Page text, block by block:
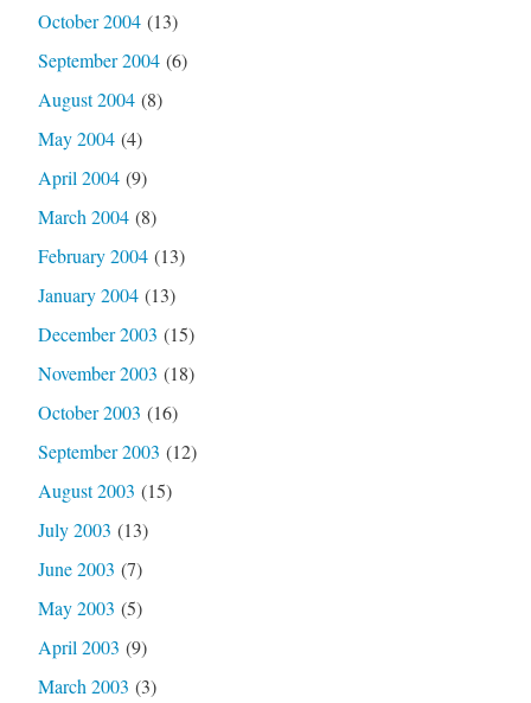
October 2004(13)
September 2004(6)
August 2004(8)
May 2004(4)
April 2004(9)
March 2004(8)
February 2004(13)
January 2004(13)
December 2003 (15)
November 2003 (18)
October 2003 (16)
September 2003 (12)
August 2003 (15)
July 2003 (13)
June 2003 (7)
May 2003 (5)
April 2003 (9)
March 2003 (3)